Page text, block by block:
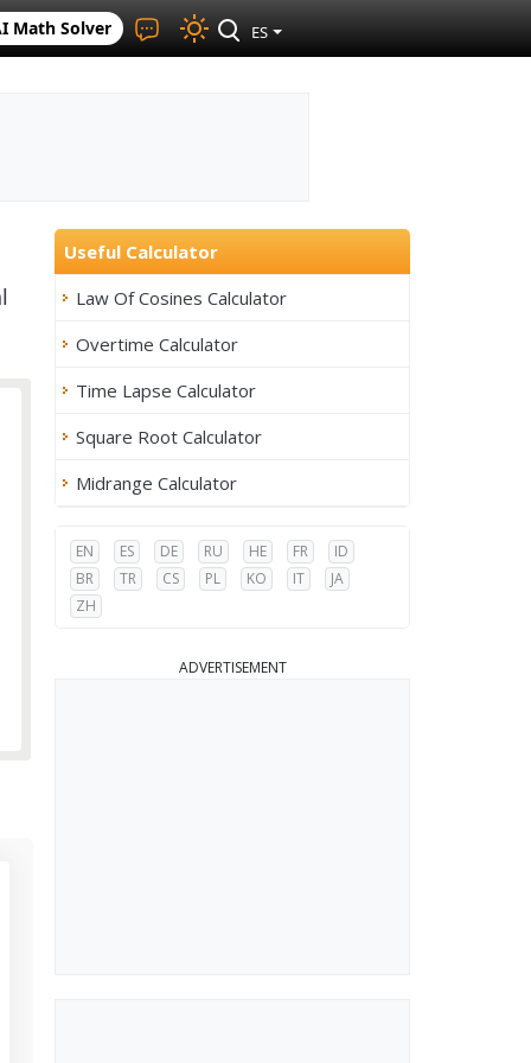
Math Solver ES
Useful Calculator
Law Of Cosines Calculator
Overtime Calculator
Time Lapse Calculator
Square Root Calculator
Midrange Calculator
EN ES DE RU HE FR
ID
BR
TR CS PL KO IT
JA
ZH
ADVERTISEMENT